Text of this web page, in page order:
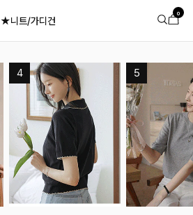
★니트/가디건
0